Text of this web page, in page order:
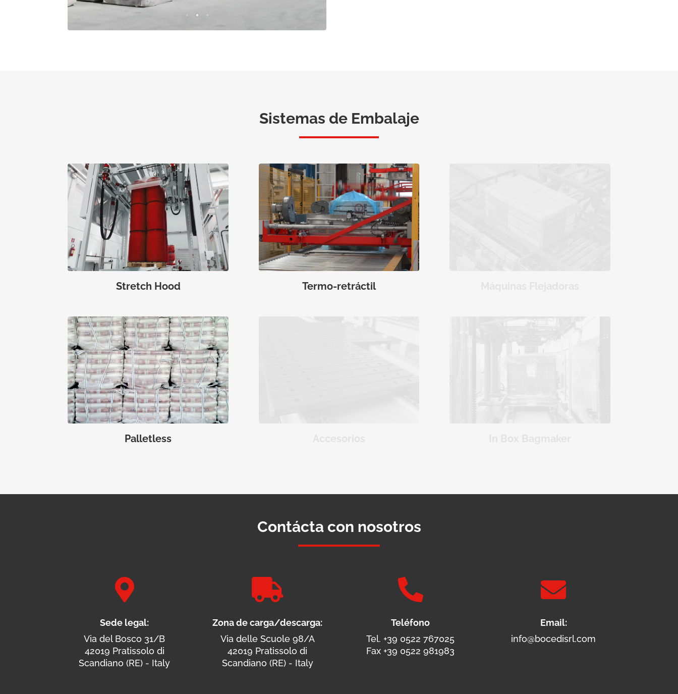
Sistemas de Embalaje
Stretch Hood Termo-retráctil
Palletless
Contácta con nosotros

Sede legal:
Via del Bosco 31/B
42019 Pratissolo di
Scandiano (RE) - Italy

Zona de carga/descarga:
Via delle Scuole 98/A
42019 Pratissolo di
Scandiano (RE) - Italy

Teléfono
Tel. +39 0522 767025
Fax +39 0522 981983

Email:
info@bocedisrl.com